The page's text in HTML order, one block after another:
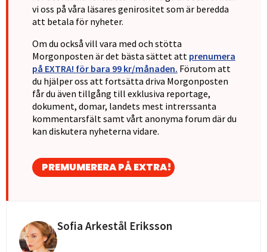
vi oss på våra läsares genirositet som är beredda
att betala för nyheter.
Om du också vill vara med och stötta
Morgonposten är det bästa sättet att prenumera
på EXTRA! för bara 99 kr/månaden. Förutom att
du hjälper oss att fortsätta driva Morgonposten
får du även tillgång till exklusiva reportage,
dokument, domar, landets mest intrerssanta
kommentarsfält samt vårt anonyma forum där du
kan diskutera nyheterna vidare.
PREMUMERERA PÅ EXTRA!
Sofia Arkestål Eriksson